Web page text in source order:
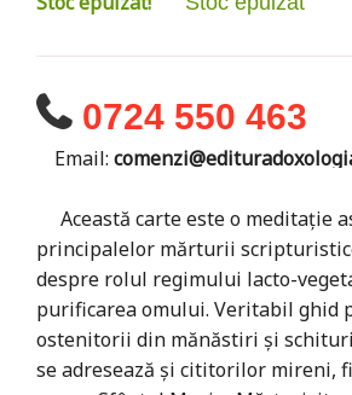
0724 550 463
Email:
Această carte este o meditaţie
principalelor mărturii
despre rolul regimului lacto-
purificarea omului. Veritabil ghid
ostenitorii din mănăstiri şi
se adresează şi cititorilor mireni,